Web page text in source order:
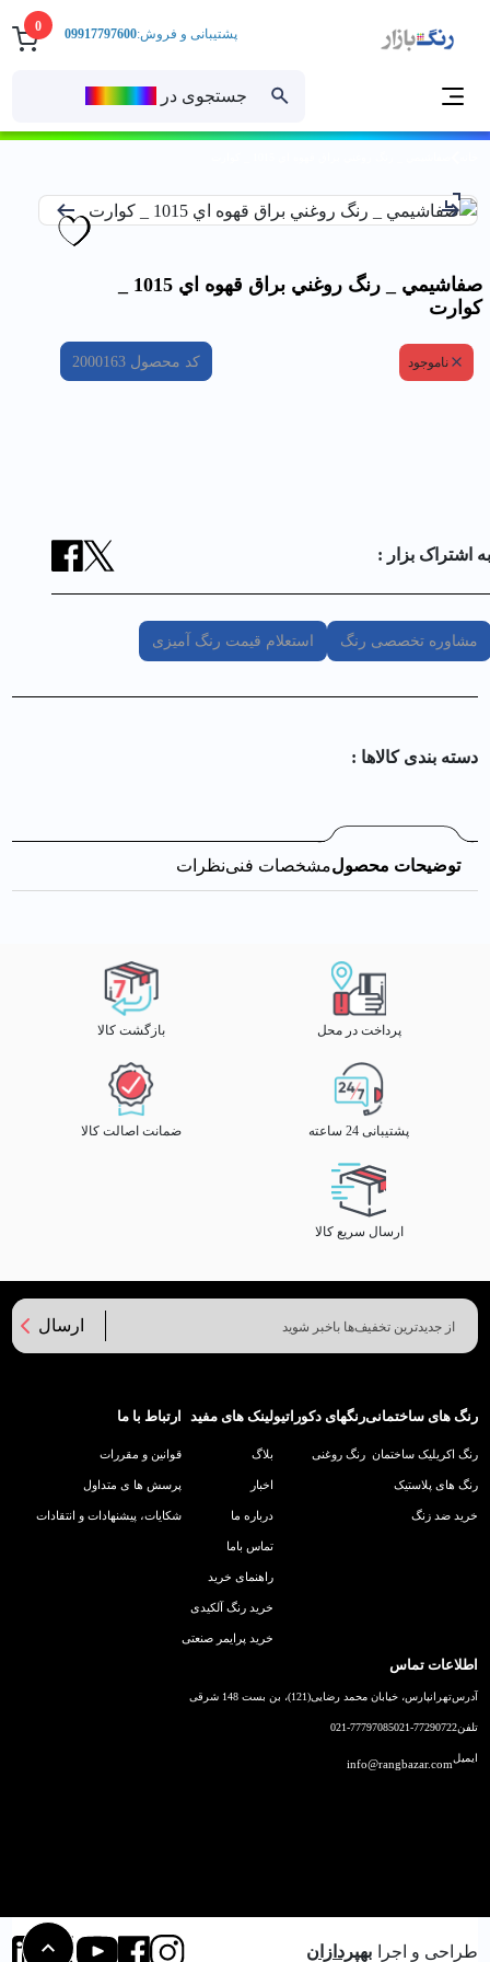
0
جستجوی در
پشتیبانی و فروش:09917797600
كوارت
ناموجود کد محصول 2000163
به اشتراک بزار :
مشاوره تخصصی رنگ استعلام قیمت رنگ آمیزی
دسته بندی کالا‌ها :
توضیحات محصولمشخصات فنینظرات
پرداخت در محل بازگشت کالا
پشتیبانی 24 ساعته ضمانت اصالت کالا
ارسال سریع کالا
ارسال
رنگ های ساختمانی
رنگ اکریلیک ساختمان
رنگ های پلاستیک
خرید ضد زنگ
رنگهای دکوراتیو
رنگ روغنی
لینک های مفید
بلاگ
اخبار
درباره ما
تماس باما
راهنمای خرید
خرید رنگ آلکیدی
خرید پرایمر صنعتی
ارتباط با ما
قوانین و مقررات
پرسش ها ی متداول
شکایات، پیشنهادات و انتقادات
اطلاعات تماس
آدرستهرانپارس، خیابان محمد رضایی(121)، بن بست 148 شرقی
تلفن021-77290722
021-77797085
ایمیلinfo@rangbazar.com
طراحی و اجرا بهپردازان